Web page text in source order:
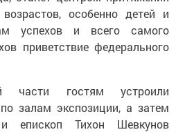
особенно детей и
успехов и всего самого
приветствие федерального
части гостям устроили
залам экспозиции, а затем
епископ Тихон Шевкунов